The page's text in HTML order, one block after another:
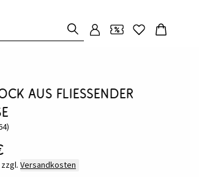
aus fließender
)
Versandkosten